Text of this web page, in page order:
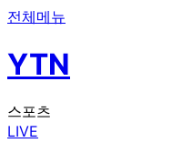
전체메뉴
YTN
스포츠
LIVE